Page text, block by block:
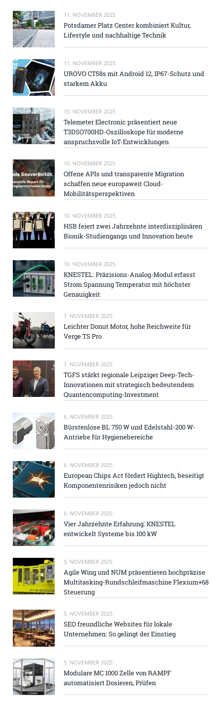
11. NOVEMBER 2025
Potsdamer Platz Center kombiniert Kultur,
Lifestyle und nachhaltige Technik
11. NOVEMBER 2025
UROVO CT58s mit Android 12, IP67-Schutz und
starkem Akku
10. NOVEMBER 2025
Telemeter Electronic präsentiert neue
T3DSO700HD-Oszilloskope für moderne
anspruchsvolle IoT-Entwicklungen
10. NOVEMBER 2025
Offene APIs und transparente Migration
schaffen neue europaweit Cloud-
Mobilitätsperspektiven
10. NOVEMBER 2025
HSB feiert zwei Jahrzehnte interdisziplinären
Bionik-Studiengangs und Innovation heute
10. NOVEMBER 2025
KNESTEL: Präzisions-Analog-Modul erfasst
Strom Spannung Temperatur mit höchster
Genauigkeit
7. NOVEMBER 2025
Leichter Donut Motor, hohe Reichweite für
Verge TS Pro
7. NOVEMBER 2025
TGFS stärkt regionale Leipziger Deep-Tech-
Innovationen mit strategisch bedeutendem
Quantencomputing-Investment
6. NOVEMBER 2025
Bürstenlose BL 750 W und Edelstahl-200 W-
Antriebe für Hygienebereiche
6. NOVEMBER 2025
European Chips Act fördert Hightech, beseitigt
Komponentenrisiken jedoch nicht
6. NOVEMBER 2025
Vier Jahrzehnte Erfahrung: KNESTEL
entwickelt Systeme bis 100 kW
5. NOVEMBER 2025
Agile Wing und NUM präsentieren hochpräzise
Multitasking-Rundschleifmaschine Flexium+68
Steuerung
5. NOVEMBER 2025
SEO freundliche Websites für lokale
Unternehmen: So gelingt der Einstieg
5. NOVEMBER 2025
Modulare MC 1000 Zelle von RAMPF
automatisiert Dosieren, Prüfen